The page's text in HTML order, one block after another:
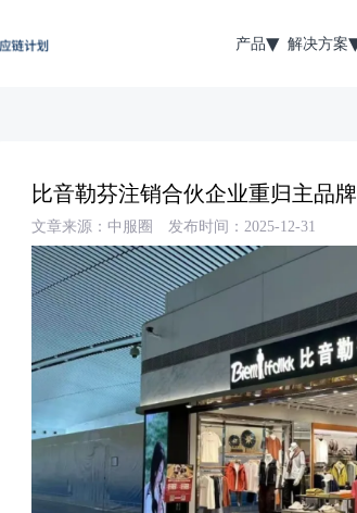
产品 解决方案
比音勒芬注销合伙企业重归主品牌
文章来源：中服圈 发布时间：2025-12-31